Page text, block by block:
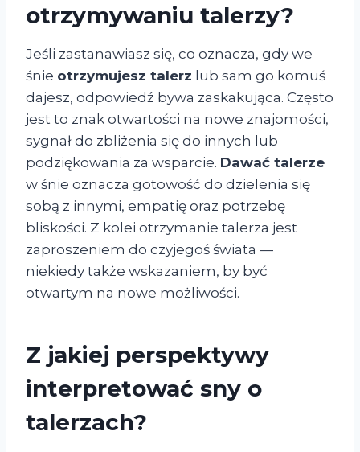
otrzymywaniu talerzy?
Jeśli zastanawiasz się, co oznacza, gdy we
śnie otrzymujesz talerz lub sam go komuś
dajesz, odpowiedź bywa zaskakująca. Często
jest to znak otwartości na nowe znajomości,
sygnał do zbliżenia się do innych lub
podziękowania za wsparcie. Dawać talerze
w śnie oznacza gotowość do dzielenia się
sobą z innymi, empatię oraz potrzebę
bliskości. Z kolei otrzymanie talerza jest
zaproszeniem do czyjegoś świata —
niekiedy także wskazaniem, by być
otwartym na nowe możliwości.
Z jakiej perspektywy
interpretować sny o
talerzach?